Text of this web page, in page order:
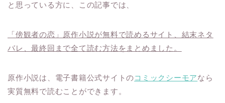
と思っている方に、この記事では、
「傍観者の恋」原作小説が無料で読めるサイト、結末ネタ
バレ、最終回まで全て読む方法をまとめました。
原作小説は、電子書籍公式サイトのコミックシーモアなら
実質無料で読むことができます。